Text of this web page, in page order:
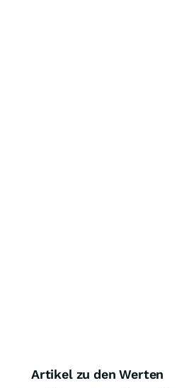
Artikel zu den Werten